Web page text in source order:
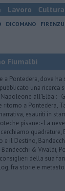
Lavoro
DICOMANO
Fiumalbi
a Pontedera, dove
una ricerca
all’Elba : -
ritorno a Pontedera,
esauriti in
pisane: - La
e il Destino,
Bandecchi & Vivaldi,
della sua
fra storie e